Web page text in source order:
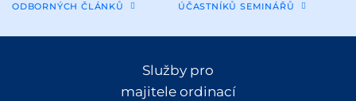
ODBORNÝCH ČLÁNKŮ ÚČASTNÍKŮ SEMINÁŘŮ
Služby pro
majitele ordinací